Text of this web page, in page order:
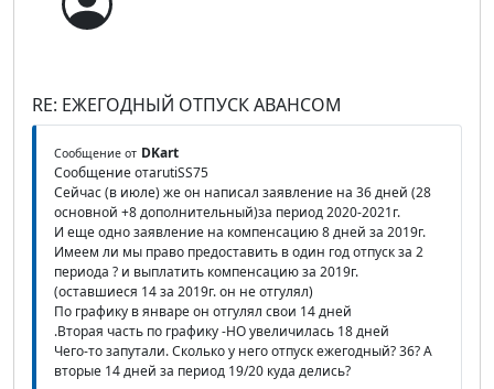
RE: ЕЖЕГОДНЫЙ ОТПУСК АВАНСОМ
Сообщение от DKart
Сообщение отarutiSS75
Сейчас (в июле) же он написал заявление на 36 дней (28
основной +8 дополнительный)за период 2020-2021г.
И еще одно заявление на компенсацию 8 дней за 2019г.
Имеем ли мы право предоставить в один год отпуск за 2
периода ? и выплатить компенсацию за 2019г.
(оставшиеся 14 за 2019г. он не отгулял)
По графику в январе он отгулял свои 14 дней
.Вторая часть по графику -НО увеличилась 18 дней
Чего-то запутали. Сколько у него отпуск ежегодный? 36? А
вторые 14 дней за период 19/20 куда делись?